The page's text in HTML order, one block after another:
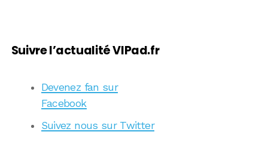
Suivre l’actualité VIPad.fr
Devenez fan sur
Facebook
Suivez nous sur Twitter